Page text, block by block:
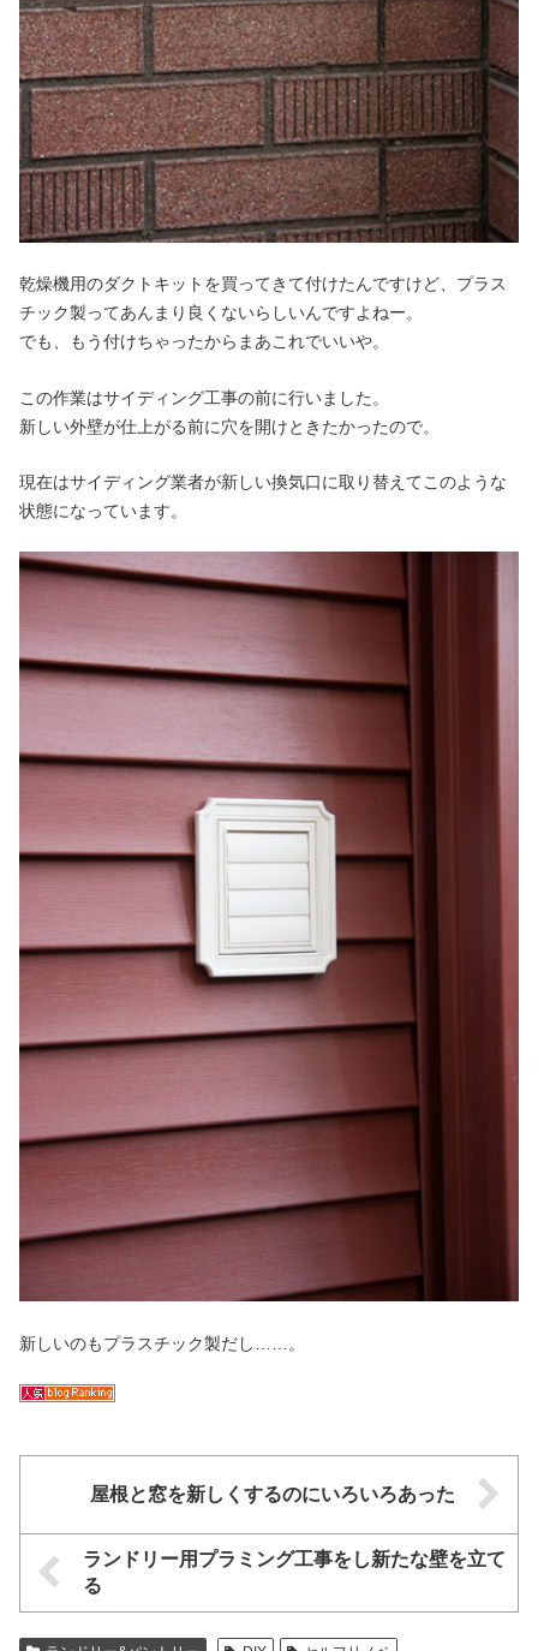
乾燥機用のダクトキットを買ってきて付けたんですけど、プラス
チック製ってあんまり良くないらしいんですよねー。
でも、もう付けちゃったからまあこれでいいや。
この作業はサイディング工事の前に行いました。
新しい外壁が仕上がる前に穴を開けときたかったので。
現在はサイディング業者が新しい換気口に取り替えてこのような
状態になっています。
新しいのもプラスチック製だし……。
屋根と窓を新しくするのにいろいろあった
ランドリー用プラミング工事をし新たな壁を立て
る